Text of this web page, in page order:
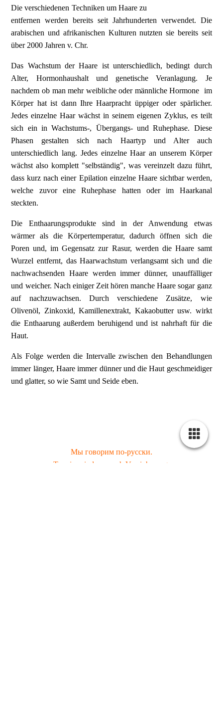
Die verschiedenen Techniken um Haare zu
entfernen werden bereits seit Jahrhunderten verwendet. Die
arabischen und afrikanischen Kulturen nutzten sie bereits seit
über 2000 Jahren v. Chr.
Das Wachstum der Haare ist unterschiedlich, bedingt durch
Alter, Hormonhaushalt und genetische Veranlagung. Je
nachdem ob man mehr weibliche oder männliche Hormone im
Körper hat ist dann Ihre Haarpracht üppiger oder spärlicher.
Jedes einzelne Haar wächst in seinem eigenen Zyklus, es teilt
sich ein in Wachstums-, Übergangs- und Ruhephase. Diese
Phasen gestalten sich nach Haartyp und Alter auch
unterschiedlich lang. Jedes einzelne Haar an unserem Körper
wächst also komplett "selbständig", was vereinzelt dazu führt,
dass kurz nach einer Epilation einzelne Haare sichtbar werden,
welche zuvor eine Ruhephase hatten oder im Haarkanal
steckten.
Die Enthaarungsprodukte sind in der Anwendung etwas
wärmer als die Körpertemperatur, dadurch öffnen sich die
Poren und, im Gegensatz zur Rasur, werden die Haare samt
Wurzel entfernt, das Haarwachstum verlangsamt sich und die
nachwachsenden Haare werden immer dünner, unauffälliger
und weicher. Nach einiger Zeit hören manche Haare sogar ganz
auf nachzuwachsen. Durch verschiedene Zusätze, wie
Olivenöl, Zinkoxid, Kamillenextrakt, Kakaobutter usw. wirkt
die Enthaarung außerdem beruhigend und ist nahrhaft für die
Haut.
Als Folge werden die Intervalle zwischen den Behandlungen
immer länger, Haare immer dünner und die Haut geschmeidiger
und glatter, so wie Samt und Seide eben.
Мы говорим по-русски.
Termine sind nur nach Vereinbarung.